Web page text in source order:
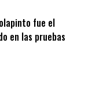
fue el
en las pruebas